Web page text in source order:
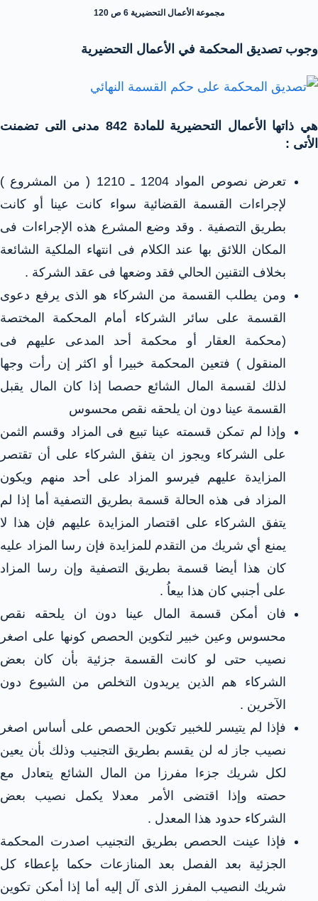
مجموعة الأعمال التحضيرية 6 ص 120
وجوب تصديق المحكمة في الأعمال التحضيرية
هي ذاتها الأعمال التحضيرية للمادة 842 مدنى التى تضمنت
الأتى :
تعرض نصوص المواد 1204 ـ 1210 ( من المشروع )
لإجراءات القسمة القضائية سواء كانت عينا أو كانت
بطريق التصفية . وقد وضع المشرع هذه الإجراءات فى
المكان اللائق بها عند الكلام فى انتهاء الملكية الشائعة
بخلاف التقنين الحالي فقد وضعها فى عقد الشركة .
ومن يطلب القسمة من الشركاء هو الذى يرفع دعوى
القسمة على سائر الشركاء أمام المحكمة المختصة
(محكمة العقار أو محكمة أحد المدعى عليهم فى
المنقول ) فتعين المحكمة خبيرا أو اكثر إن رأت وجها
لذلك لقسمة المال الشائع حصصا إذا كان المال يقبل
القسمة عينا دون ان يلحقه نقص محسوس
وإذا لم تمكن قسمته عينا تبيع فى المزاد وقسم الثمن
على الشركاء ويجوز ان يتفق الشركاء على أن تقتصر
المزايدة عليهم فيرسو المزاد على أحد منهم ويكون
المزاد فى هذه الحالة قسمة بطريق التصفية أما إذا لم
يتفق الشركاء على اقتصار المزايدة عليهم فإن هذا لا
يمنع أي شريك من التقدم للمزايدة فإن رسا المزاد عليه
كان هذا أيضا قسمة بطريق التصفية وإن رسا المزاد
على أجنبي كان هذا بيعاُ .
فان أمكن قسمة المال عينا دون ان يلحقه نقص
محسوس وعين خبير لتكوين الحصص كونها على اصغر
نصيب حتى لو كانت القسمة جزئية بأن كان بعض
الشركاء هم الذين يريدون التخلص من الشيوع دون
الآخرين .
فإذا لم يتيسر للخبير تكوين الحصص على أساس اصغر
نصيب جاز له لن يقسم بطريق التجنيب وذلك بأن يعين
لكل شريك جزءا مفرزا من المال الشائع يتعادل مع
حصته وإذا اقتضى الأمر معدلا يكمل نصيب بعض
الشركاء حدود هذا المعدل .
فإذا عينت الحصص بطريق التجنيب اصدرت المحكمة
الجزئية بعد الفصل بعد المنازعات حكما بإعطاء كل
شريك النصيب المفرز الذى آل إليه أما إذا أمكن تكوين